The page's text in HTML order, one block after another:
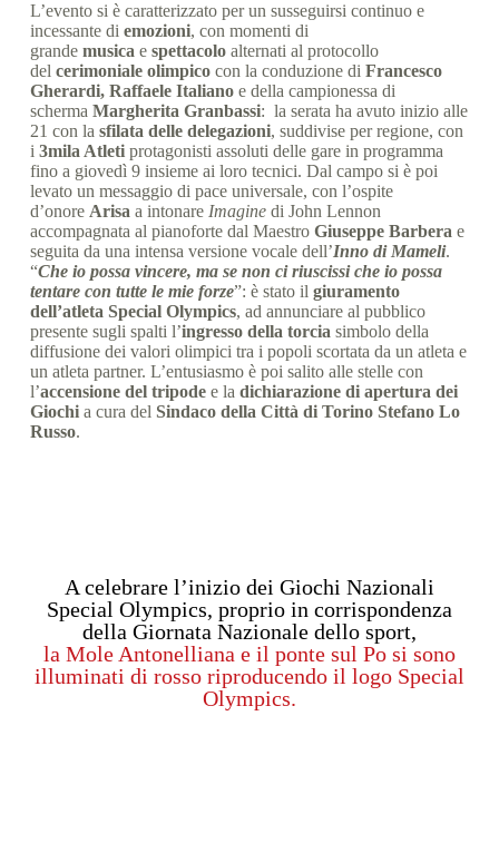
L’evento si è caratterizzato per un susseguirsi continuo e
incessante di emozioni, con momenti di
grande musica e spettacolo alternati al protocollo
del cerimoniale olimpicocon la conduzione di Francesco
Gherardi, Raffaele Italiano e della campionessa di
scherma Margherita Granbassi: la serata ha avuto inizio alle
21 con la sfilata delle delegazioni, suddivise per regione, con
i 3mila Atletiprotagonisti assoluti delle gare in programma
fino a giovedì 9 insieme ai loro tecnici. Dal campo si è poi
levato un messaggio di pace universale, con l’ospite
d’onore Arisa a intonare Imaginedi John Lennon
accompagnata al pianoforte dal Maestro Giuseppe Barbera e
seguita da una intensa versione vocale dell’Inno di Mameli.
“Che io possa vincere, ma se non ci riuscissi che io possa
tentare con tutte le mie forze”: è stato il giuramento
dell’atleta Special Olympics, ad annunciare al pubblico
presente sugli spalti l’ingresso della torcia simbolo della
diffusione dei valori olimpici tra i popoli scortata da un atleta e
un atleta partner. L’entusiasmo è poi salito alle stelle con
l’accensione del tripode e la dichiarazione di apertura dei
Giochia cura del Sindaco della Città di Torino Stefano Lo
Russo.
A celebrare l’inizio dei Giochi Nazionali
Special Olympics, proprio in corrispondenza
della Giornata Nazionale dello sport,
la Mole Antonelliana e il ponte sul Po si sono
illuminati di rosso riproducendo il logo Special
Olympics.